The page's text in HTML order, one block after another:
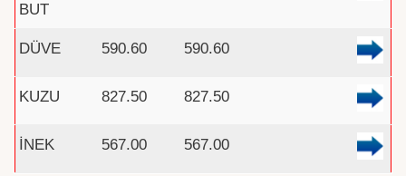
BUT
DÜVE 590.60 590.60
KUZU 827.50 827.50
İNEK 567.00 567.00